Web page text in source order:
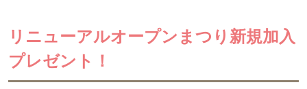
リニューアルオープンまつり新規加入
プレゼント！